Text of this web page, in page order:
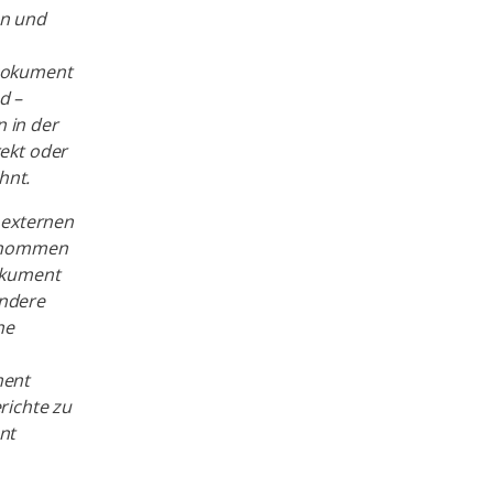
und
–
in der
oder
zu